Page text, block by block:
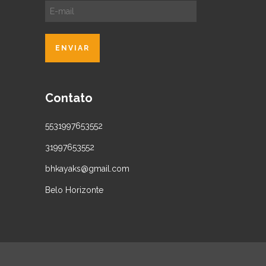
Contato
5531997653552
31997653552
bhkayaks@gmail.com
Belo Horizonte